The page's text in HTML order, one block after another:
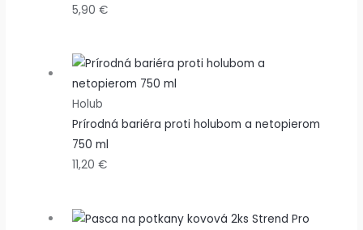
5,90€
Holub
Prírodná bariéra proti holubom a netopierom
750 ml
11,20€